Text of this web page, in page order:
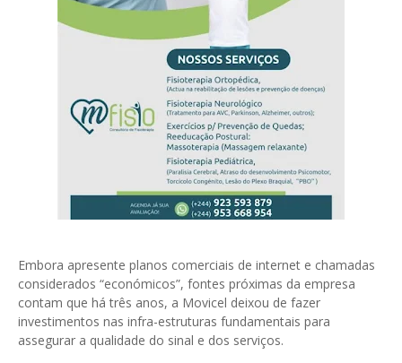
Embora apresente planos comerciais de internet e chamadas
considerados “económicos”, fontes próximas da empresa
contam que há três anos, a Movicel deixou de fazer
investimentos nas infra-estruturas fundamentais para
assegurar a qualidade do sinal e dos serviços.